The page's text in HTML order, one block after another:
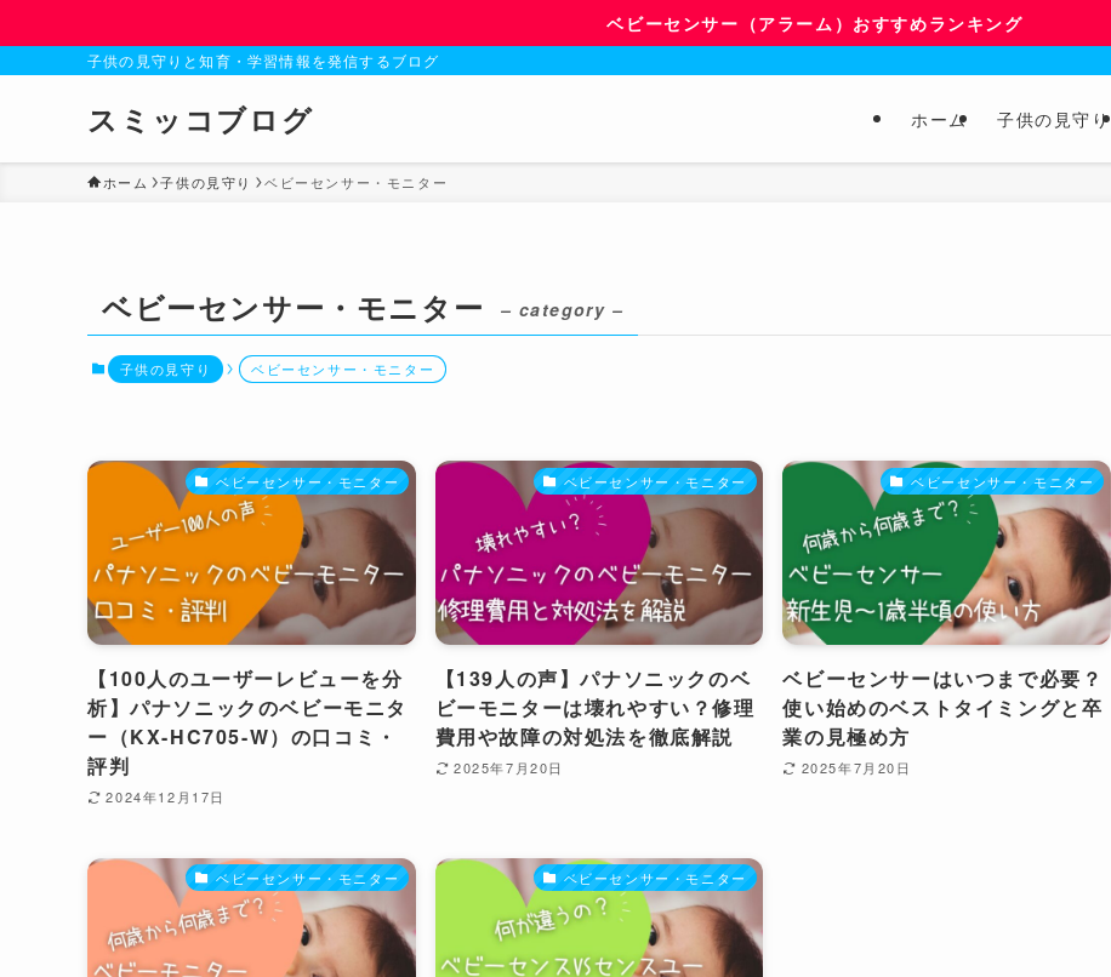
ベビーセンサー（アラーム）おすすめランキング
子供の見守りと知育・学習情報を発信するブログ
スミッコブログ ホーム 子供の見守り
ホーム 子供の見守り ベビーセンサー・モニター
ベビーセンサー・モニター – category –
子供の見守り ベビーセンサー・モニター
ベビーセンサー・モニター
【100人のユーザーレビューを分
析】パナソニックのベビーモニタ
ー（KX-HC705-W）の口コミ・
評判
2024年12月17日
ベビーセンサー・モニター
【139人の声】パナソニックのベ
ビーモニターは壊れやすい？修理
費用や故障の対処法を徹底解説
2025年7月20日
ベビーセンサー・モニター
ベビーセンサーはいつまで必要？
使い始めのベストタイミングと卒
業の見極め方
2025年7月20日
ベビーセンサー・モニター ベビーセンサー・モニター